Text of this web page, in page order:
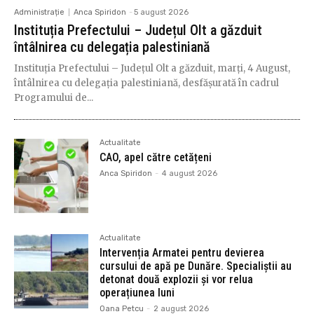
Administrație Anca Spiridon - 5 august 2026
Instituția Prefectului – Județul Olt a găzduit
întâlnirea cu delegația palestiniană
Instituția Prefectului – Județul Olt a găzduit, marți, 4 August,
întâlnirea cu delegația palestiniană, desfășurată în cadrul
Programului de...
Actualitate
CAO, apel către cetățeni
Anca Spiridon - 4 august 2026
Actualitate
Intervenția Armatei pentru devierea
cursului de apă pe Dunăre. Specialiștii au
detonat două explozii și vor relua
operațiunea luni
Oana Petcu - 2 august 2026